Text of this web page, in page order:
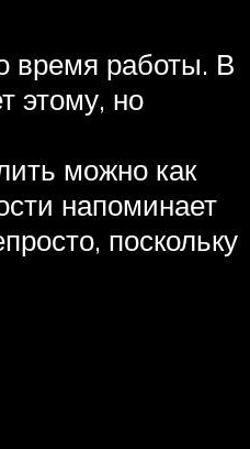
время работы. В
этому, но
можно как
напоминает
поскольку